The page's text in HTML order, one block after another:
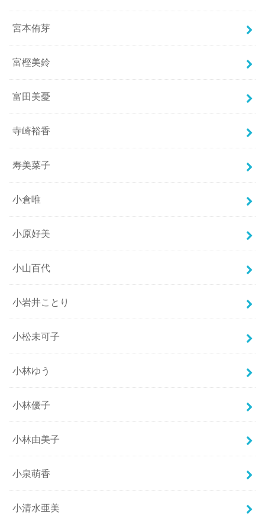
宮本侑芽
富樫美鈴
富田美憂
寺崎裕香
寿美菜子
小倉唯
小原好美
小山百代
小岩井ことり
小松未可子
小林ゆう
小林優子
小林由美子
小泉萌香
小清水亜美